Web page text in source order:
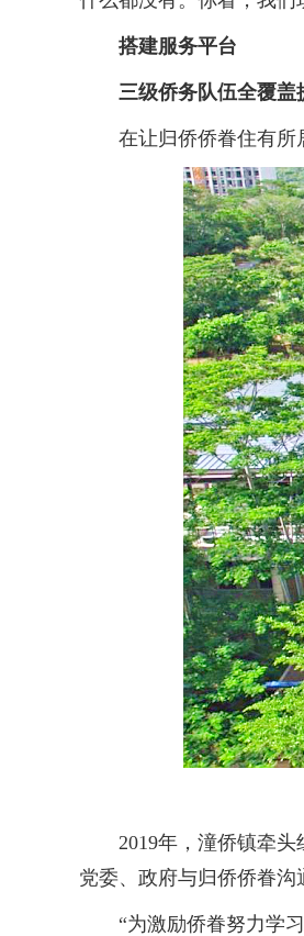
搭建服务平台
三级侨务队伍全覆盖
在让归侨侨眷住有所居
2019年，潼侨镇牵头组
党委、政府与归侨侨眷沟
“为激励侨眷努力学习